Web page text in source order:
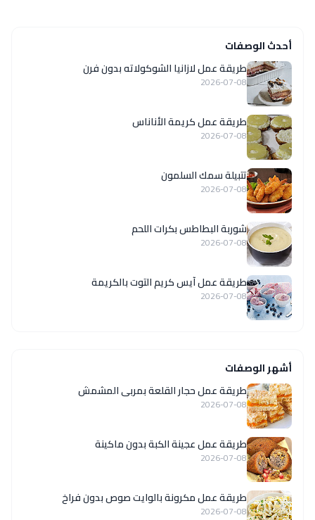
أحدث الوصفات
طريقة عمل لازانيا الشوكولاته بدون فرن
2026-07-08
طريقة عمل كريمة الأناناس
2026-07-08
تتبيلة سمك السلمون
2026-07-08
شوربة البطاطس بكرات اللحم
2026-07-08
طريقة عمل آيس كريم التوت بالكريمة
2026-07-08
أشهر الوصفات
طريقة عمل حجار القلعة بمربى المشمش
2026-07-08
طريقة عمل عجينة الكبة بدون ماكينة
2026-07-08
طريقة عمل مكرونة بالوايت صوص بدون فراخ
2026-07-08